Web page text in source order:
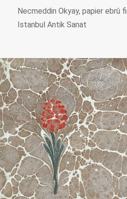
Necmeddin Okyay, papier ebrû
Istanbul Antik Sanat